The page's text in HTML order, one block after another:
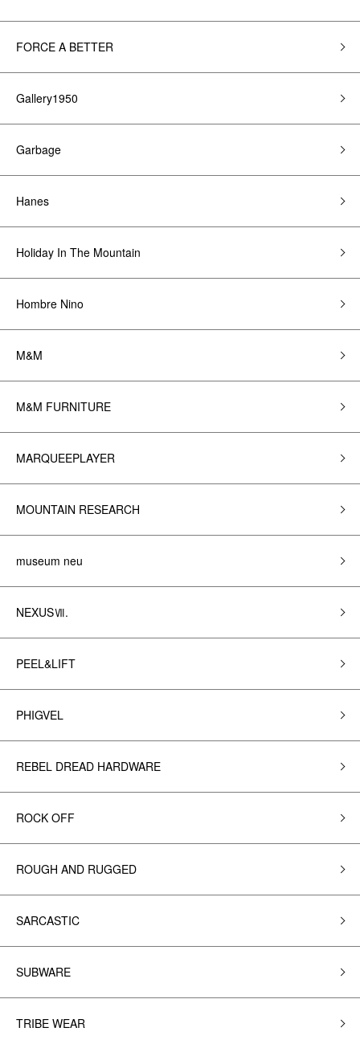
FORCE A BETTER
Gallery1950
Garbage
Hanes
Holiday In The Mountain
Hombre Nino
M&M
M&M FURNITURE
MARQUEEPLAYER
MOUNTAIN RESEARCH
museum neu
NEXUSⅦ.
PEEL&LIFT
PHIGVEL
REBEL DREAD HARDWARE
ROCK OFF
ROUGH AND RUGGED
SARCASTIC
SUBWARE
TRIBE WEAR